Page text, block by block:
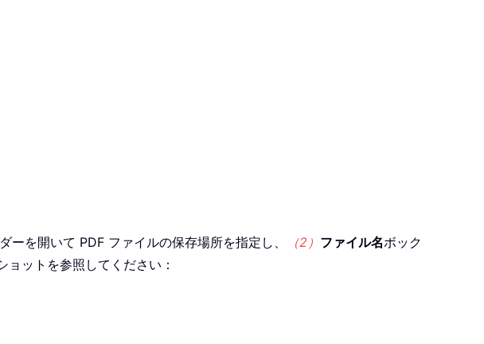
ーを開いて PDF ファイルの保存場所を指定し、 （2） ファイル名ボック
ットを参照してください：